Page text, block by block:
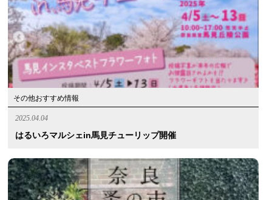
その他おすすめ情報
2025.04.04
はるいろマルシェin馬見チューリップ開催